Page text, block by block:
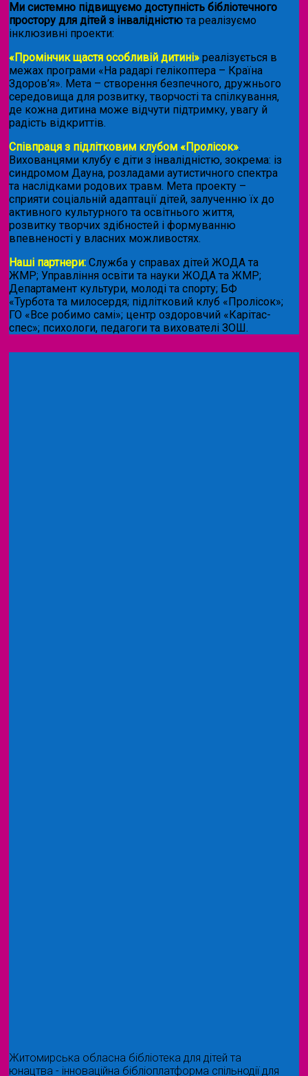
Ми системно підвищуємо доступність бібліотечного
простору для дітей з інвалідністю та реалізуємо
інклюзивні проекти:
«Промінчик щастя особливій дитині» реалізується в
межах програми «На радарі гелікоптера – Країна
Здоров’я». Мета – створення безпечного, дружнього
середовища для розвитку, творчості та спілкування,
де кожна дитина може відчути підтримку, увагу й
радість відкриттів.
Співпраця з підлітковим клубом «Пролісок».
Вихованцями клубу є діти з інвалідністю, зокрема: із
синдромом Дауна, розладами аутистичного спектра
та наслідками родових травм. Мета проекту –
сприяти соціальній адаптації дітей, залученню їх до
активного культурного та освітнього життя,
розвитку творчих здібностей і формуванню
впевненості у власних можливостях.
Наші партнери: Служба у справах дітей ЖОДА та
ЖМР; Управління освіти та науки ЖОДА та ЖМР;
Департамент культури, молоді та спорту; БФ
«Турбота та милосердя; підлітковий клуб «Пролісок»;
ГО «Все робимо самі»; центр оздоровчий «Карітас-
спес»; психологи, педагоги та вихователі ЗОШ.
Житомирська обласна бібліотека для дітей та
юнацтва - інноваційна бібліоплатформа спільнодії для